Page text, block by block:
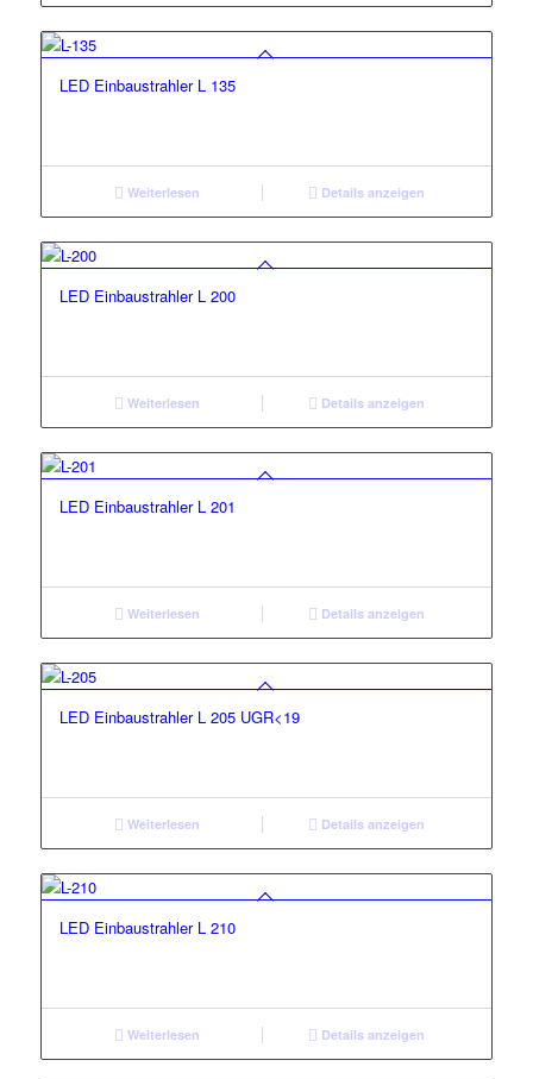
LED Einbaustrahler L 135
Weiterlesen Details anzeigen
LED Einbaustrahler L 200
Weiterlesen Details anzeigen
LED Einbaustrahler L 201
Weiterlesen Details anzeigen
LED Einbaustrahler L 205 UGR<19
Weiterlesen Details anzeigen
LED Einbaustrahler L 210
Weiterlesen Details anzeigen